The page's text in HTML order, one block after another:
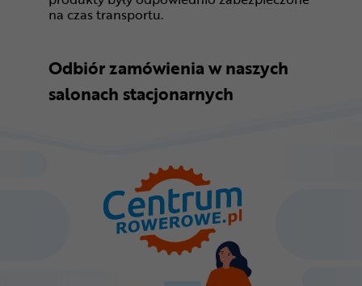
na czas transportu.
Odbiór zamówienia w naszych
salonach stacjonarnych